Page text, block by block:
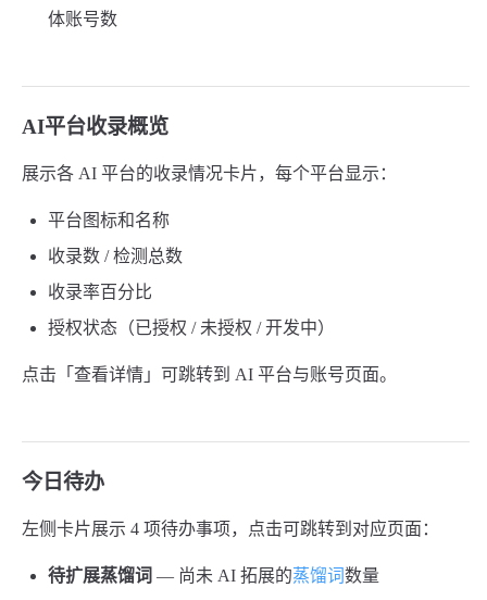
体账号数
AI平台收录概览
展示各 AI 平台的收录情况卡片，每个平台显示：
平台图标和名称
收录数 / 检测总数
收录率百分比
授权状态（已授权 / 未授权 / 开发中）
点击「查看详情」可跳转到 AI 平台与账号页面。
今日待办
左侧卡片展示 4 项待办事项，点击可跳转到对应页面：
待扩展蒸馏词 — 尚未 AI 拓展的蒸馏词数量